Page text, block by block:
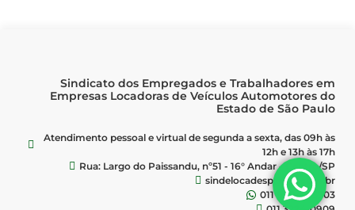
Sindicato dos Empregados e Trabalhadores em
Empresas Locadoras de Veículos Automotores do
Estado de São Paulo
Atendimento pessoal e virtual de segunda a sexta, das 09h às
12h e 13h às 17h
Rua: Largo do Paissandu, nº51 - 16° Andar - Centro/SP
sindelocadesp@uol.com.br
011 9 1849-5703